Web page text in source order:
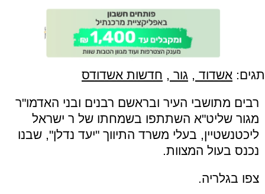
תגים: אשדוד , גור , חדשות אשדודס
רבים מתושבי העיר ובראשם רבנים ובני האדמו"ר
מגור שליט"א השתתפו בשמחתו של ר ישראל
ליכטנשטיין, בעלי משרד התיווך "יעד נדלן", שבנו
נכנס בעול המצוות.
צפו בגלריה.